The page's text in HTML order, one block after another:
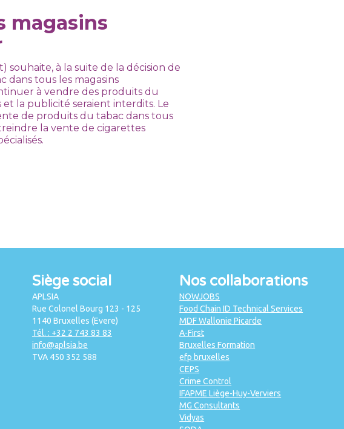
magasins
à la suite de la décision de
tous les magasins
à vendre des produits du
la publicité seraient interdits. Le
de produits du tabac dans tous
la vente de cigarettes
Nos collaborations
NOWJOBS
Food Chain ID Technical Services
MDF Wallonie Picarde
A-First
Bruxelles Formation
efp bruxelles
CEPS
Crime Control
IFAPME Liège-Huy-Verviers
MG Consultants
Vidyas
Siège social
APLSIA
Rue Colonel Bourg 123 - 125
1140 Bruxelles (Evere)
Tél. : +32 2 743 83 83
info@aplsia.be
TVA 450 352 588